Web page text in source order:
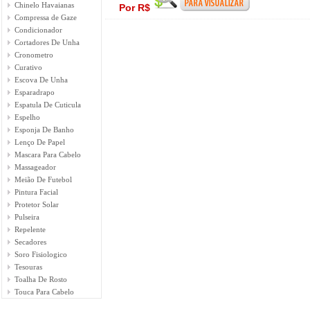
Chinelo Havaianas
Compressa de Gaze
Condicionador
Cortadores De Unha
Cronometro
Curativo
Escova De Unha
Esparadrapo
Espatula De Cuticula
Espelho
Esponja De Banho
Lenço De Papel
Mascara Para Cabelo
Massageador
Meião De Futebol
Pintura Facial
Protetor Solar
Pulseira
Repelente
Secadores
Soro Fisiologico
Tesouras
Toalha De Rosto
Touca Para Cabelo
Por R$